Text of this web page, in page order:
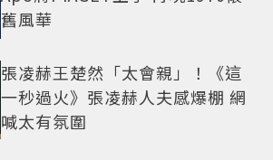
舊風華
張凌赫王楚然「太會親」！《這
一秒過火》張凌赫人夫感爆棚 網
喊太有氛圍